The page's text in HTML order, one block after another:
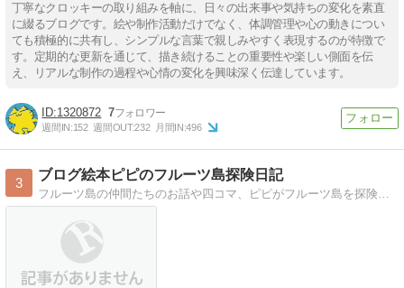
丁寧なクロッキーの取り組みを軸に、日々の出来事や気持ちの変化を素直
に綴るブログです。絵や制作活動だけでなく、体調管理や心の動きについ
ても積極的に共有し、シンプルな言葉で親しみやすく表現するのが特徴で
す。定期的な更新を通じて、描き続けることの重要性や楽しい側面を伝
え、リアルな制作の過程や心情の変化を興味深く伝達しています。
1320872 7
週間IN:152 週間OUT:232 月間IN:496
3
ブログ絵本ピピのフルーツ島探険日記
フルーツ島の仲間たちのお話や四コマ、ピピがフルーツ島を探険したお話し、しろイルカシルビィーのお話しなどです。